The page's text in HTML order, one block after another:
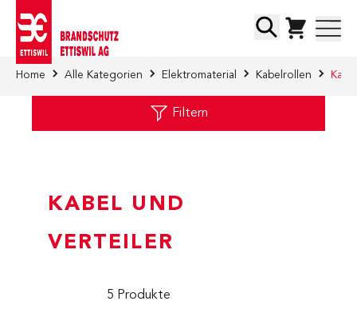
Suche
Home Alle Kategorien Elektromaterial Kabelrollen
Filtern
KABEL UND
VERTEILER
5 Produkte